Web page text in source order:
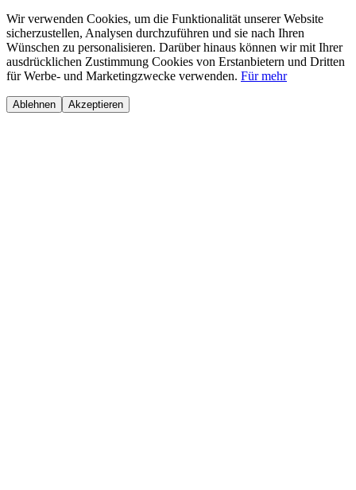
Wir verwenden Cookies, um die Funktionalität unserer Website
sicherzustellen, Analysen durchzuführen und sie nach Ihren
Wünschen zu personalisieren. Darüber hinaus können wir mit Ihrer
ausdrücklichen Zustimmung Cookies von Erstanbietern und Dritten
für Werbe- und Marketingzwecke verwenden. Für mehr
Ablehnen Akzeptieren